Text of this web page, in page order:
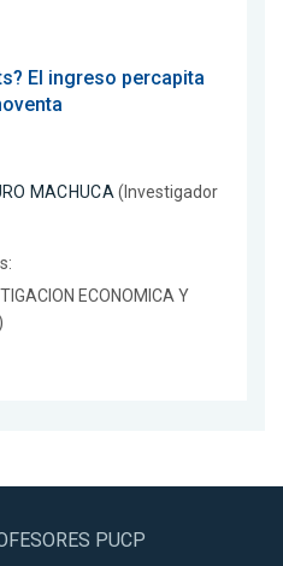
El ingreso percapita
MACHUCA(Investigador
ECONOMICA Y
PUCP